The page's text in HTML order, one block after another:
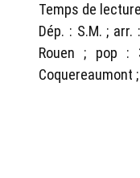
Temps de
Dép. : S.M. ;
Rouen ; pop :
Coquereaumont